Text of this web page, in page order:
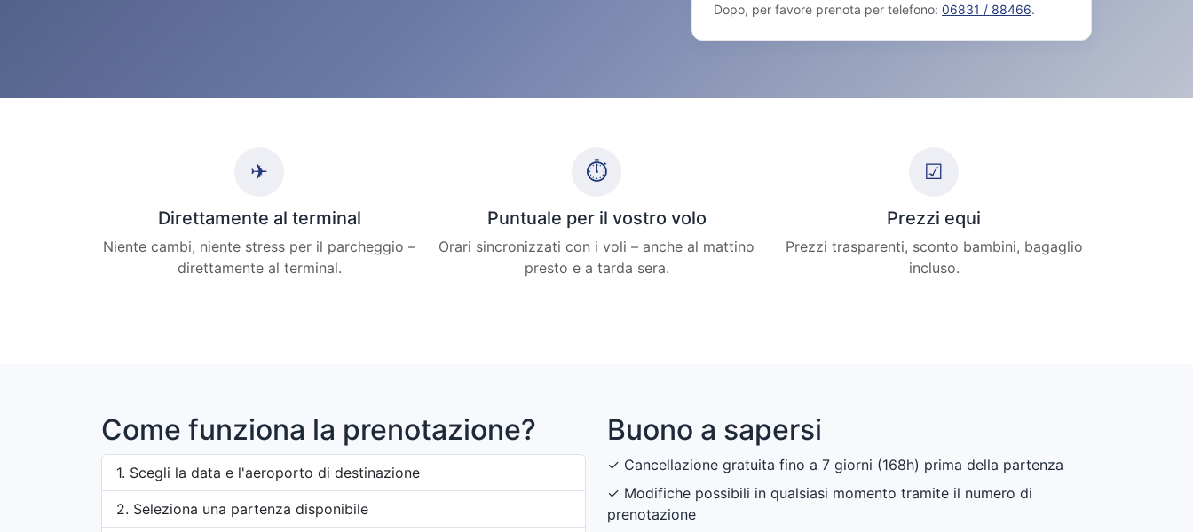
Dopo, per favore prenota per telefono: 06831 / 88466.
✈
Direttamente al terminal
Niente cambi, niente stress per il parcheggio –
direttamente al terminal.
⏱
Puntuale per il vostro volo
Orari sincronizzati con i voli – anche al mattino
presto e a tarda sera.
☑
Prezzi equi
Prezzi trasparenti, sconto bambini, bagaglio
incluso.
Come funziona la prenotazione?
Scegli la data e l'aeroporto di destinazione
Seleziona una partenza disponibile
Buono a sapersi
✓ Cancellazione gratuita fino a 7 giorni (168h) prima della partenza
✓ Modifiche possibili in qualsiasi momento tramite il numero di
prenotazione